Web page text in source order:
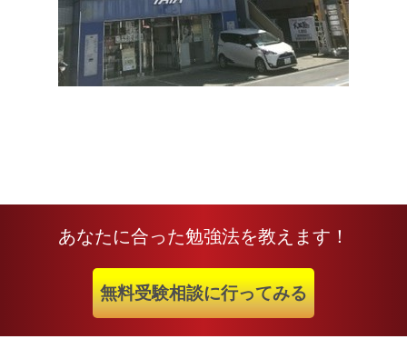
あなたに合った勉強法を教えます！
無料受験相談に行ってみる